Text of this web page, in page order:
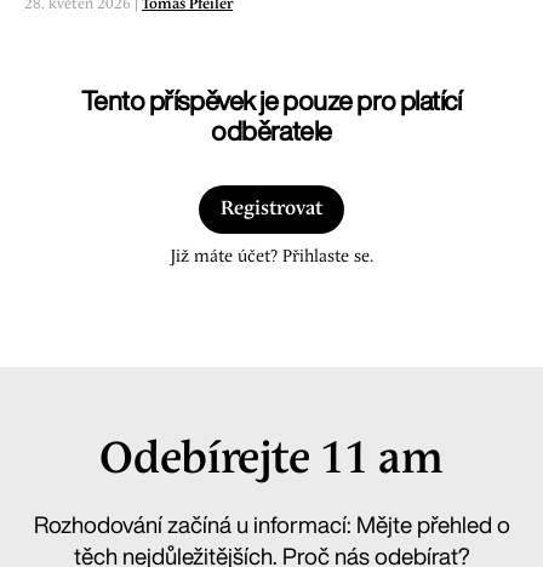
28. květen 2026 | Tomáš Pfeiler
Tento příspěvek je pouze pro platící
odběratele
Registrovat
Již máte účet? Přihlaste se.
Odebírejte 11 am
Rozhodování začíná u informací: Mějte přehled o
těch nejdůležitějších. Proč nás odebírat?